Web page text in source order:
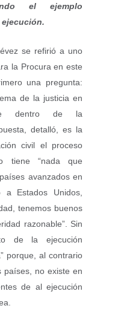
el ejemplo
se refirió a uno
la Procura en este
una pregunta:
de la justicia en
dentro de la
detalló, es la
civil el proceso
tiene “nada que
avanzados en
a Estados Unidos,
tenemos buenos
razonable”. Sin
de la ejecución
porque, al contrario
no existe en
de al ejecución